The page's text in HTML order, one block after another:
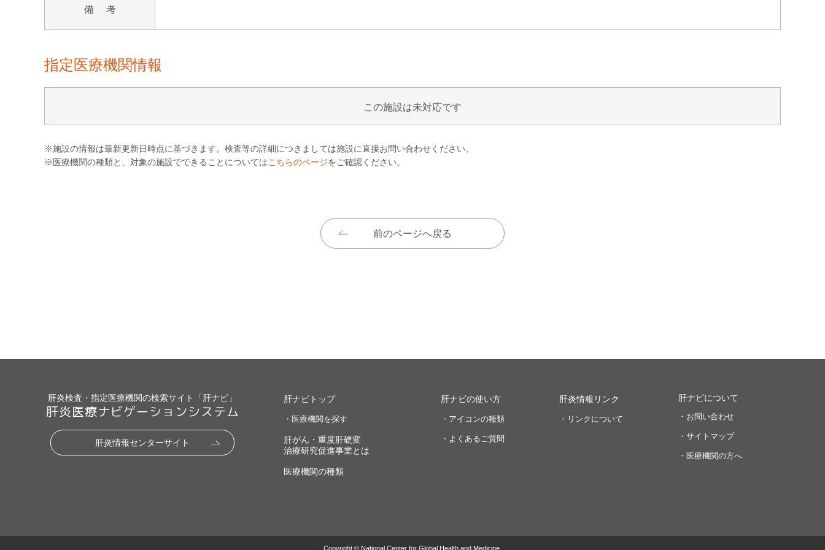
備 考
指定医療機関情報
この施設は未対応です
※施設の情報は最新更新日時点に基づきます。検査等の詳細につきましては施設に直接お問い合わせください。
※医療機関の種類と、対象の施設でできることについてはこちらのページをご確認ください。
前のページへ戻る
肝炎検査・指定医療機関の検索サイト「肝ナビ」
肝炎医療ナビゲーションシステム
肝炎情報センターサイト
肝ナビトップ
・医療機関を探す
肝がん・重度肝硬変
治療研究促進事業とは
医療機関の種類
肝ナビの使い方
・アイコンの種類
・よくあるご質問
肝炎情報リンク
・リンクについて
肝ナビについて
・お問い合わせ
・サイトマップ
・医療機関の方へ
Copyright © National Center for Global Health and Medicine.